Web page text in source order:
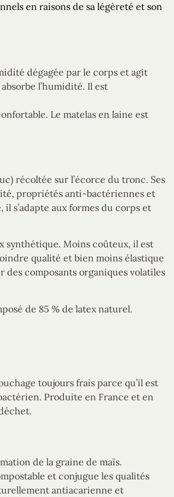
en raisons de sa légèreté et son
dégagée par le corps et agit
l’humidité. Il est
Le matelas en laine est
récoltée sur l’écorce du tronc. Ses
propriétés anti-bactériennes et
s’adapte aux formes du corps et
synthétique. Moins coûteux, il est
qualité et bien moins élastique
composants organiques volatiles
de 85 % de latex naturel.
toujours frais parce qu’il est
Produite en France et en
de la graine de maïs.
et conjugue les qualités
antiacarienne et